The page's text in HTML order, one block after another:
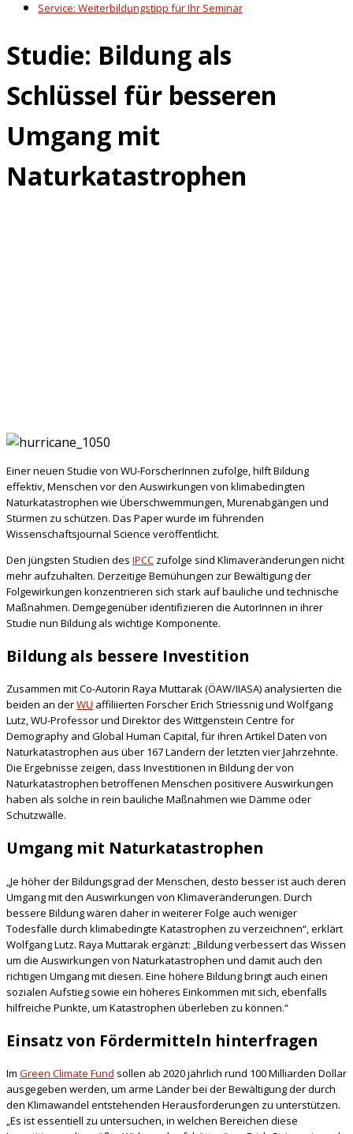
Service: Weiterbildungstipp für Ihr Seminar
Studie: Bildung als
Schlüssel für besseren
Umgang mit
Naturkatastrophen
Einer neuen Studie von WU-ForscherInnen zufolge, hilft Bildung
effektiv, Menschen vor den Auswirkungen von klimabedingten
Naturkatastrophen wie Überschwemmungen, Murenabgängen und
Stürmen zu schützen. Das Paper wurde im führenden
Wissenschaftsjournal Science veröffentlicht.
Den jüngsten Studien des IPCC zufolge sind Klimaveränderungen nicht
mehr aufzuhalten. Derzeitige Bemühungen zur Bewältigung der
Folgewirkungen konzentrieren sich stark auf bauliche und technische
Maßnahmen. Demgegenüber identifizieren die AutorInnen in ihrer
Studie nun Bildung als wichtige Komponente.
Bildung als bessere Investition
Zusammen mit Co-Autorin Raya Muttarak (ÖAW/IIASA) analysierten die
beiden an derWU affiliierten Forscher Erich Striessnig und Wolfgang
Lutz, WU-Professor und Direktor des Wittgenstein Centre for
Demography and Global Human Capital, für ihren Artikel Daten von
Naturkatastrophen aus über 167 Ländern der letzten vier Jahrzehnte.
Die Ergebnisse zeigen, dass Investitionen in Bildung der von
Naturkatastrophen betroffenen Menschen positivere Auswirkungen
haben als solche in rein bauliche Maßnahmen wie Dämme oder
Schutzwälle.
Umgang mit Naturkatastrophen
„Je höher der Bildungsgrad der Menschen, desto besser ist auch deren
Umgang mit den Auswirkungen von Klimaveränderungen. Durch
bessere Bildung wären daher in weiterer Folge auch weniger
Todesfälle durch klimabedingte Katastrophen zu verzeichnen“, erklärt
Wolfgang Lutz. Raya Muttarak ergänzt: „Bildung verbessert das Wissen
um die Auswirkungen von Naturkatastrophen und damit auch den
richtigen Umgang mit diesen. Eine höhere Bildung bringt auch einen
sozialen Aufstieg sowie ein höheres Einkommen mit sich, ebenfalls
hilfreiche Punkte, um Katastrophen überleben zu können.“
Einsatz von Fördermitteln hinterfragen
Im Green Climate Fund sollen ab 2020 jährlich rund 100 Milliarden Dollar
ausgegeben werden, um arme Länder bei der Bewältigung der durch
den Klimawandel entstehenden Herausforderungen zu unterstützen.
„Es ist essentiell zu untersuchen, in welchen Bereichen diese